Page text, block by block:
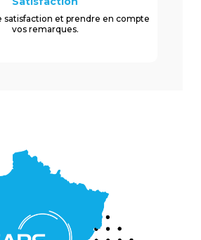
satisfaction et prendre en compte
vos remarques.